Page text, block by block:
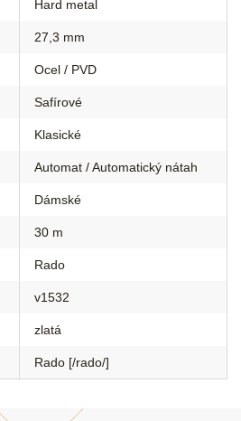
Hard metal
27,3 mm
Ocel / PVD
Safírové
Klasické
Automat / Automatický nátah
Dámské
30 m
Rado
v1532
zlatá
Rado [/rado/]